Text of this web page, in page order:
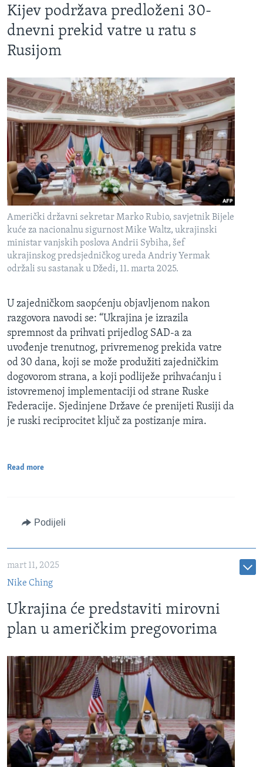
Kijev podržava predloženi 30-
dnevni prekid vatre u ratu s
Rusijom
Američki državni sekretar Marko Rubio, savjetnik Bijele
kuće za nacionalnu sigurnost Mike Waltz, ukrajinski
ministar vanjskih poslova Andrii Sybiha, šef
ukrajinskog predsjedničkog ureda Andriy Yermak
održali su sastanak u Džedi, 11. marta 2025.
U zajedničkom saopćenju objavljenom nakon
razgovora navodi se: “Ukrajina je izrazila
spremnost da prihvati prijedlog SAD-a za
uvođenje trenutnog, privremenog prekida vatre
od 30 dana, koji se može produžiti zajedničkim
dogovorom strana, a koji podliježe prihvaćanju i
istovremenoj implementaciji od strane Ruske
Federacije. Sjedinjene Države će prenijeti Rusiji da
je ruski reciprocitet ključ za postizanje mira.
Read more
Podijeli
mart 11, 2025
Nike Ching
Ukrajina će predstaviti mirovni
plan u američkim pregovorima